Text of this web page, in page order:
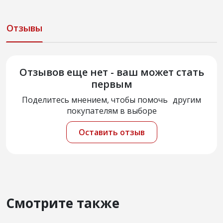
Отзывы
Отзывов еще нет - ваш может стать
первым
Поделитесь мнением, чтобы помочь другим
покупателям в выборе
Оставить отзыв
Смотрите также